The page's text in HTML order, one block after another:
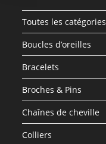
Toutes les catégories
Boucles d’oreilles
Bracelets
Broches & Pins
Chaînes de cheville
Colliers